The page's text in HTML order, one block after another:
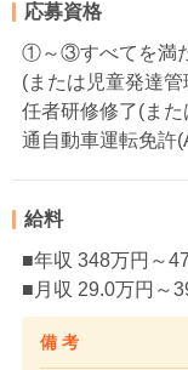
応募資格
①～③すべてを満
(または児童発達
任者研修修了(ま
通自動車運転免許
給料
■年収 348万円～
■月収 29.0万円～
備 考